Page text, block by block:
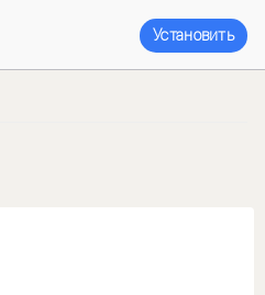
Установить